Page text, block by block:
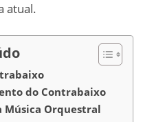
atual.
do Contrabaixo
Música Orquestral